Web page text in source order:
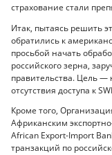
страхование стали
Итак, пытаясь решить
обратились к
просьбой начать
российского зерна,
правительства. Цель
отсутствия доступа к
Кроме того,
Африканским
African Export-Import
транзакций по